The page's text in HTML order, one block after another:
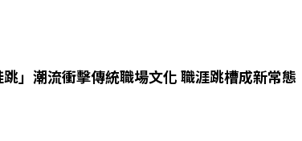
」潮流衝擊傳統職場文化 職涯跳槽成新常態